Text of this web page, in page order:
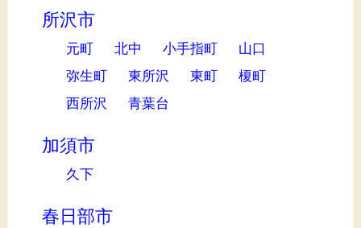
所沢市
元町 北中 小手指町
山口
弥生町
東所沢 東町
榎町
西所沢
青葉台
加須市
久下
春日部市